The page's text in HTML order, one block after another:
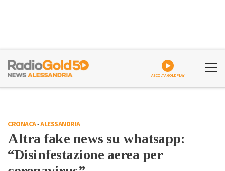
ASCOLTA GOLDPLAY
CRONACA-ALESSANDRIA
Altra fake news su whatsapp:
“Disinfestazione aerea per